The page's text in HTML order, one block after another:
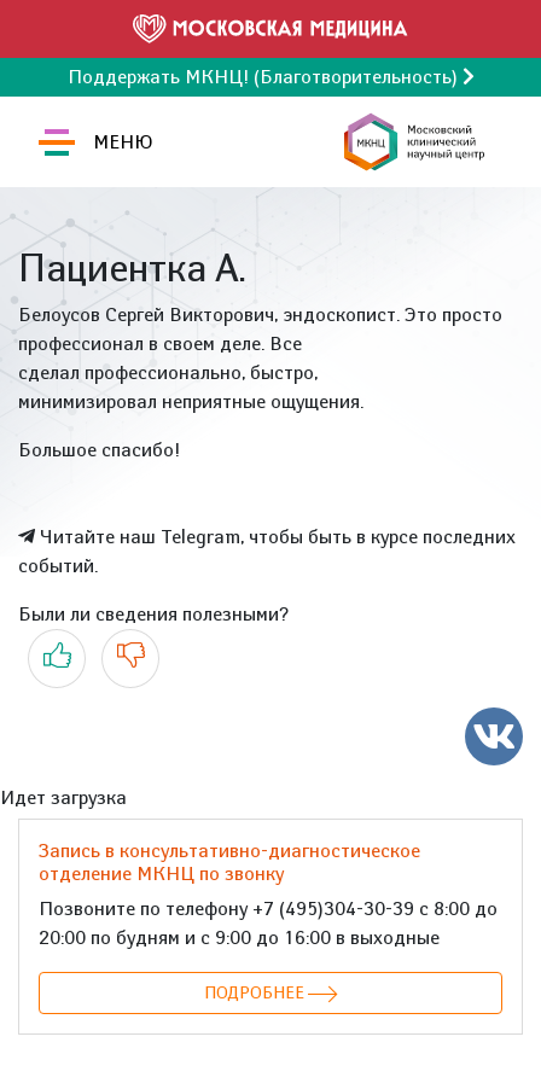
Поддержать МКНЦ! (Благотворительность)
МЕНЮ
Пациентка А.
Белоусов Сергей Викторович, эндоскопист. Это просто
профессионал в своем деле. Все
сделал профессионально, быстро,
минимизировал неприятные ощущения.
Большое спасибо!
Читайте наш Telegram, чтобы быть в курсе последних
событий.
Были ли сведения полезными?
Да Нет
Идет загрузка
Запись в консультативно-диагностическое
отделение МКНЦ по звонку
Позвоните по телефону +7 (495)304-30-39 с 8:00 до
20:00 по будням и с 9:00 до 16:00 в выходные
ПОДРОБНЕЕ